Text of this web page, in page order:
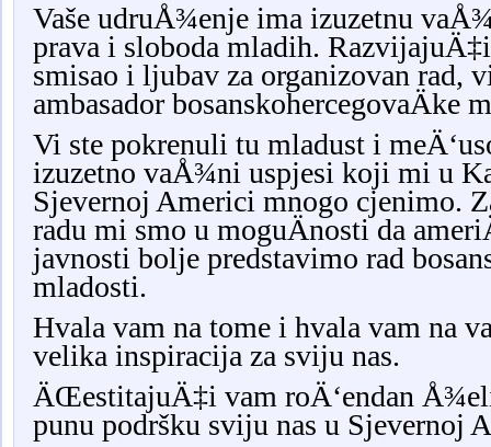
Vaše udruÅ¾enje ima izuzetnu
prava i sloboda mladih.
smisao i ljubav za organizovan rad,
ambasador bosanskohercegovaÄke
Vi ste pokrenuli tu mladust i
izuzetno vaÅ¾ni uspjesi koji mi u
Sjevernoj Americi mnogo cjenimo.
radu mi smo u moguÄnosti da
javnosti bolje predstavimo rad
mladosti.
Hvala vam na tome i hvala vam na
velika inspiracija za sviju nas.
ÄŒestitajuÄ‡i vam roÄ‘endan
punu podršku sviju nas u Sjevernoj